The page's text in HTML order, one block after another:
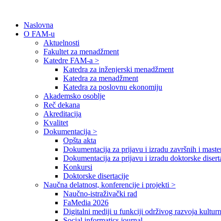
Naslovna
O FAM-u
Aktuelnosti
Fakultet za menadžment
Katedre FAM-a >
Katedra za inženjerski menadžment
Katedra za menadžment
Katedra za poslovnu ekonomiju
Akademsko osoblje
Reč dekana
Akreditacija
Kvalitet
Dokumentacija >
Opšta akta
Dokumentacija za prijavu i izradu završnih i
Dokumentacija za prijavu i izradu doktorske
Konkursi
Doktorske disertacije
Naučna delatnost, konferencije i projekti >
Naučno-istraživački rad
FaMedia 2026
Digitalni mediji u funkciji održivog razvoja